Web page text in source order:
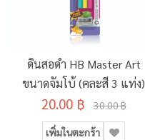
ดินสอดำ HB Master Art
ขนาดจัมโบ้ (คละสี 3 แท่ง)
20.00 ฿ 30.00 ฿
เพิ่มในตะกร้า